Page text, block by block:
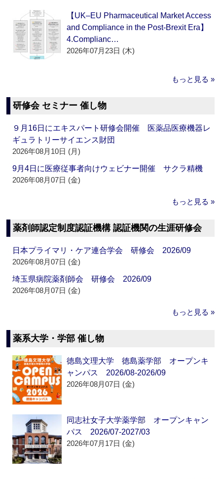
【UK–EU Pharmaceutical Market Access
and Compliance in the Post-Brexit Era】
4.Complianc…
2026年07月23日 (木)
もっと見る »
研修会 セミナー 催し物
９月16日にエキスパート研修会開催 医薬品医療機器レ
ギュラトリーサイエンス財団
2026年08月10日 (月)
9月4日に医療従事者向けウェビナー開催 サクラ精機
2026年08月07日 (金)
もっと見る »
薬剤師認定制度認証機構 認証機関の生涯研修会
日本プライマリ・ケア連合学会 研修会 2026/09
2026年08月07日 (金)
埼玉県病院薬剤師会 研修会 2026/09
2026年08月07日 (金)
もっと見る »
薬系大学・学部 催し物
徳島文理大学 徳島薬学部 オープンキ
ャンパス 2026/08-2026/09
2026年08月07日 (金)
同志社女子大学薬学部 オープンキャン
パス 2026/07-2027/03
2026年07月17日 (金)